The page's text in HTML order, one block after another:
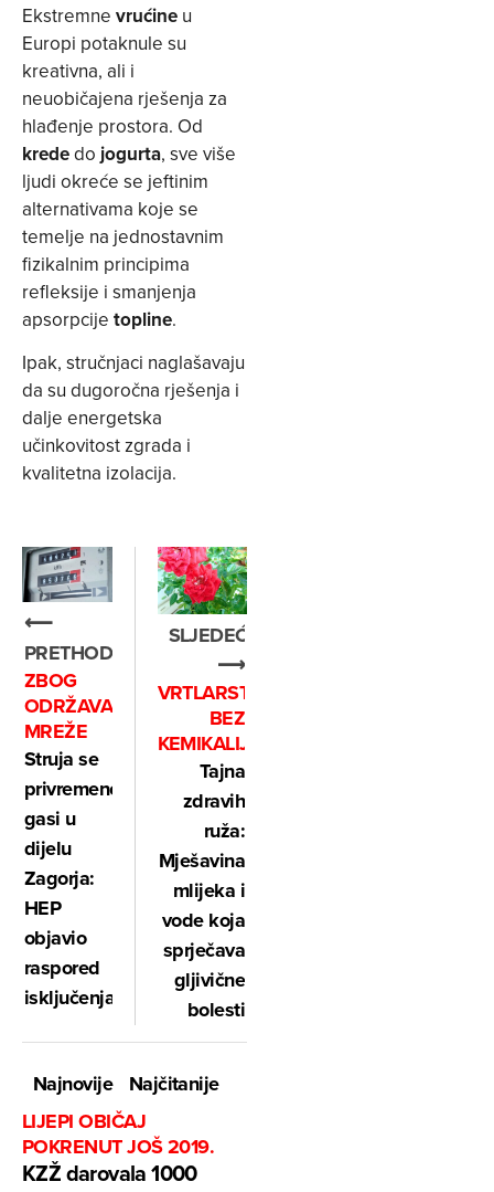
Ekstremne vrućine u
Europi potaknule su
kreativna, ali i
neuobičajena rješenja za
hlađenje prostora. Od
krededo jogurta, sve više
ljudi okreće se jeftinim
alternativama koje se
temelje na jednostavnim
fizikalnim principima
refleksije i smanjenja
apsorpcije topline.
Ipak, stručnjaci naglašavaju
da su dugoročna rješenja i
dalje energetska
učinkovitost zgrada i
kvalitetna izolacija.
⟵
PRETHODNO
ZBOG
ODRŽAVANJA
MREŽE
Struja se
privremeno
gasi u
dijelu
Zagorja:
HEP
objavio
raspored
isključenja
SLJEDEĆE
⟶
VRTLARSTVO
BEZ
KEMIKALIJA
Tajna
zdravih
ruža:
Mješavina
mlijeka i
vode koja
sprječava
gljivične
bolesti
Najnovije
Najčitanije
LIJEPI OBIČAJ
POKRENUT JOŠ 2019.
KZŽ darovala 1000